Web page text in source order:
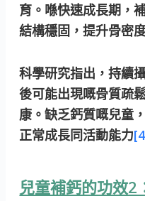
育。 喺快速成長期，
結構穩固，提升骨密
科學研究指出，持續
後可能出現嘅骨質疏
康。缺乏鈣質嘅兒童
正常成長同活動能力
兒童補鈣的功效2